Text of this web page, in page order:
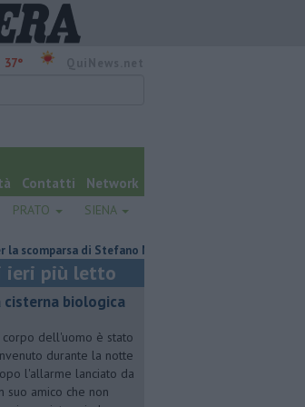
37°
Contatti Network
PRATO SIENA
di Stefano Marcelli
ieri più letto
cisterna biologica
corpo dell'uomo è stato
durante la notte
l'allarme lanciato da
suo amico che non